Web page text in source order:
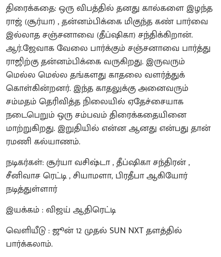
திரைக்கதை: ஒரு விபத்தில் தனது கால்களை இழந்த
ராஜ் (சூர்யா) , தன்னம்பிக்கை மிகுந்த கண் பார்வை
இல்லாத சஞ்சனாவை (தீப்ஷிகா) சந்திக்கிறான்.
ஆர்.ஜேவாக வேலை பார்க்கும் சஞ்சனாவை பார்த்து
ராஜிற்கு தன்னம்பிக்கை வருகிறது. இருவரும்
மெல்ல மெல்ல தங்களது காதலை வளர்த்துக்
கொள்கின்றனர். இந்த காதலுக்கு அனைவரும்
சம்மதம் தெரிவித்த நிலையில் ஏதேச்சையாக
நடைபெறும் ஒரு சம்பவம் திரைக்கதையினை
மாற்றுகிறது. இறுதியில் என்ன ஆனது என்பது தான்
ரமணி கல்யாணம்.
நடிகர்கள்: சூர்யா வசிஷ்டா , தீப்ஷிகா சந்திரன் ,
சீனிவாச ரெட்டி , சியாமளா, பிரதீபா ஆகியோர்
நடித்துள்ளார்
இயக்கம் : விஜய் ஆதிரெட்டி
வெளியீடு : ஜூன் 12 முதல் SUN NXT தளத்தில்
பார்க்கலாம்.